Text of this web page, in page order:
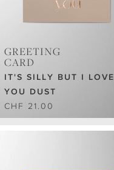
GREETING
CARD
IT'S SILLY BUT I LOVE
YOU DUST
CHF 21.00